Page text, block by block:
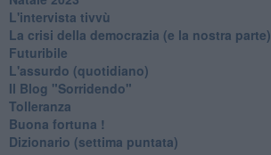
L'intervista tivvù
La crisi della democrazia (e la nostra parte)
Futuribile
L'assurdo (quotidiano)
Il Blog "Sorridendo"
Tolleranza
Buona fortuna !
​Dizionario (settima puntata)